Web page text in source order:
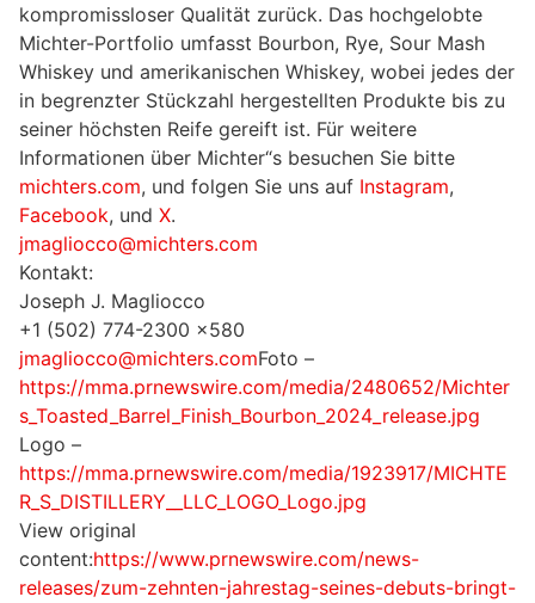
kompromissloser Qualität zurück. Das hochgelobte
Michter-Portfolio umfasst Bourbon, Rye, Sour Mash
Whiskey und amerikanischen Whiskey, wobei jedes der
in begrenzter Stückzahl hergestellten Produkte bis zu
seiner höchsten Reife gereift ist. Für weitere
Informationen über Michter“s besuchen Sie bitte
michters.com, und folgen Sie uns auf Instagram,
Facebook, und X.
jmagliocco@michters.com
Kontakt:
Joseph J. Magliocco
+1 (502) 774-2300 x580
jmagliocco@michters.comFoto –
https://mma.prnewswire.com/media/2480652/Michter
s_Toasted_Barrel_Finish_Bourbon_2024_release.jpg
Logo –
https://mma.prnewswire.com/media/1923917/MICHTE
R_S_DISTILLERY__LLC_LOGO_Logo.jpg
View original
content:https://www.prnewswire.com/news-
releases/zum-zehnten-jahrestag-seines-debuts-bringt-